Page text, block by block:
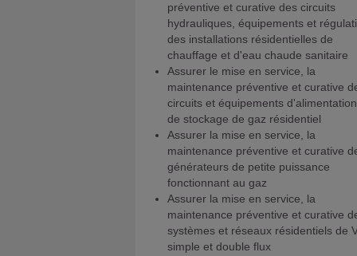
préventive et curative des circuits
hydrauliques, équipements et
des installations résidentielles de
chauffage et d'eau chaude sanitaire
Assurer le mise en service, la
maintenance préventive et curative
circuits et équipements
de stockage de gaz résidentiel
Assurer la mise en service, la
maintenance préventive et curative
générateurs de petite puissance
fonctionnant au gaz
Assurer la mise en service, la
maintenance préventive et curative
systèmes et réseaux résidentiels de
simple et double flux